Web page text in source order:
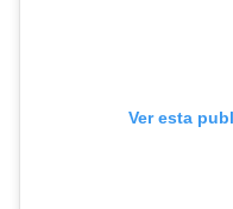
Ver esta